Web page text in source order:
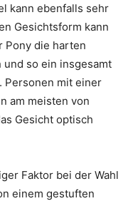
kann ebenfalls sehr
Gesichtsform kann
Pony die harten
so ein insgesamt
Personen mit einer
am meisten von
Gesicht optisch
Faktor bei der Wahl
einem gestuften